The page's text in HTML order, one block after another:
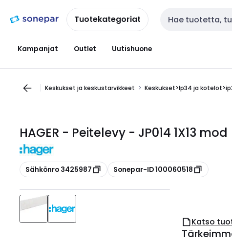
navigointiinsisältöönTuotekategoriat Haku
Kampanjat Outlet Uutishuone
Keskukset ja keskustarvikkeet Keskukset>Ip34 ja
HAGER - Peitelevy - JP014 1X13 mod
Kopioi
Sähkönro 3425987 Kopioi
Sonepar-ID 100060518
Katso